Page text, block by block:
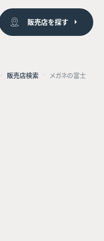
販売店を探す
販売店検索 メガネの富士